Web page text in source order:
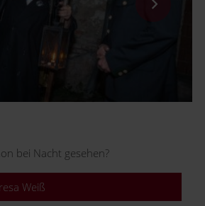
bei Nacht gesehen?
Weiß